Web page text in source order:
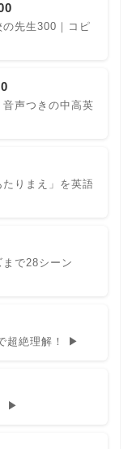
先生300｜コピ
声つきの中高英
りまえ」を英語
まで28シーン
超絶理解！ ▶
▶